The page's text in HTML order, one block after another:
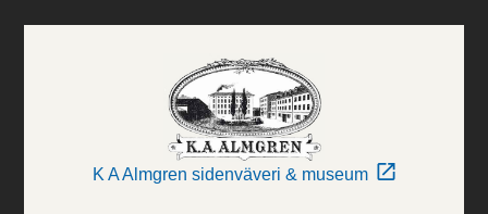
K A Almgren sidenväveri & museum